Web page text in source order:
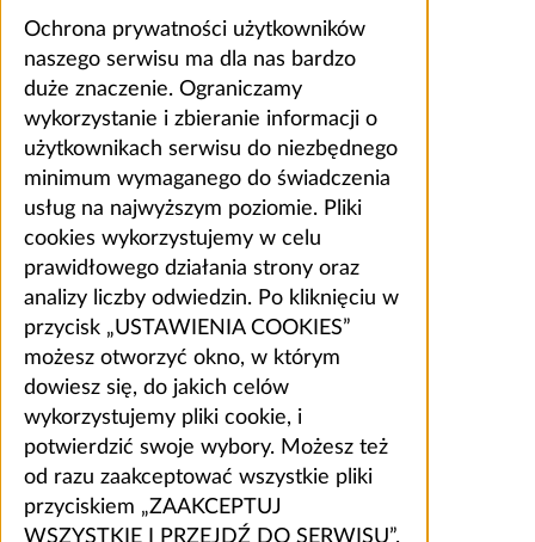
Ochrona prywatności użytkowników
naszego serwisu ma dla nas bardzo
duże znaczenie. Ograniczamy
wykorzystanie i zbieranie informacji o
użytkownikach serwisu do niezbędnego
minimum wymaganego do świadczenia
usług na najwyższym poziomie. Pliki
cookies wykorzystujemy w celu
prawidłowego działania strony oraz
analizy liczby odwiedzin. Po kliknięciu w
przycisk „USTAWIENIA COOKIES”
możesz otworzyć okno, w którym
dowiesz się, do jakich celów
wykorzystujemy pliki cookie, i
potwierdzić swoje wybory. Możesz też
od razu zaakceptować wszystkie pliki
przyciskiem „ZAAKCEPTUJ
WSZYSTKIE I PRZEJDŹ DO SERWISU”.